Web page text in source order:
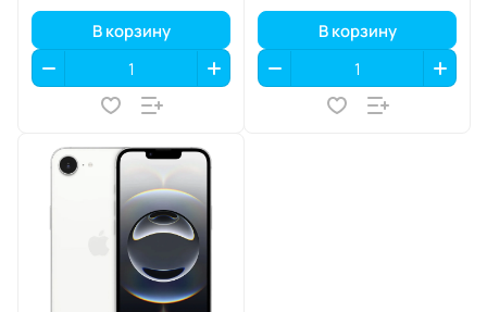
В корзину В корзину